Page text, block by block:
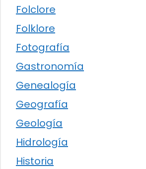
Folclore
Folklore
Fotografía
Gastronomía
Genealogía
Geografía
Geología
Hidrología
Historia